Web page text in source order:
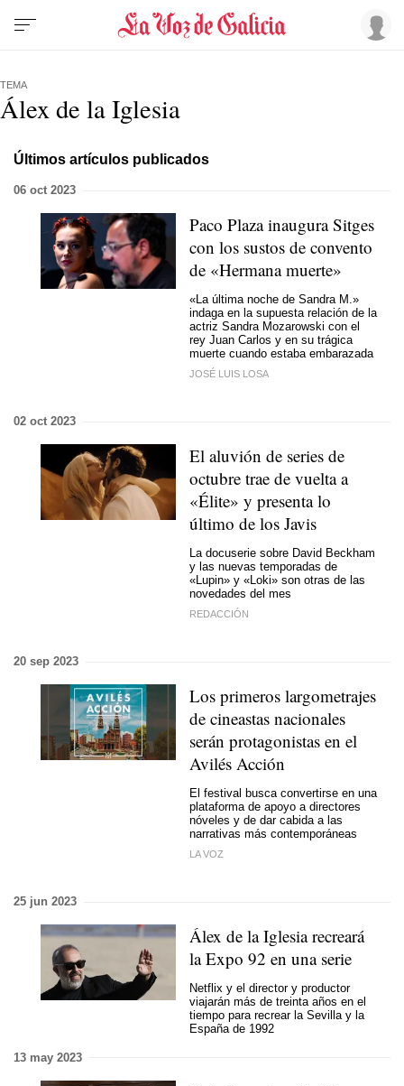
TEMA
Álex de la Iglesia
Últimos artículos publicados
06 oct 2023
Paco Plaza inaugura Sitges
con los sustos de convento
de «Hermana muerte»
«La última noche de Sandra M.»
indaga en la supuesta relación de la
actriz Sandra Mozarowski con el
rey Juan Carlos y en su trágica
muerte cuando estaba embarazada
JOSÉ LUIS LOSA
02 oct 2023
El aluvión de series de
octubre trae de vuelta a
«Élite» y presenta lo
último de los Javis
La docuserie sobre David Beckham
y las nuevas temporadas de
«Lupin» y «Loki» son otras de las
novedades del mes
REDACCIÓN
20 sep 2023
Los primeros largometrajes
de cineastas nacionales
serán protagonistas en el
Avilés Acción
El festival busca convertirse en una
plataforma de apoyo a directores
nóveles y de dar cabida a las
narrativas más contemporáneas
LA VOZ
25 jun 2023
Álex de la Iglesia recreará
la Expo 92 en una serie
Netflix y el director y productor
viajarán más de treinta años en el
tiempo para recrear la Sevilla y la
España de 1992
13 may 2023